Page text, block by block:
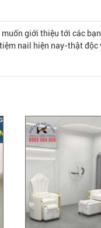
giới thiệu tới các
nail hiện nay-thật